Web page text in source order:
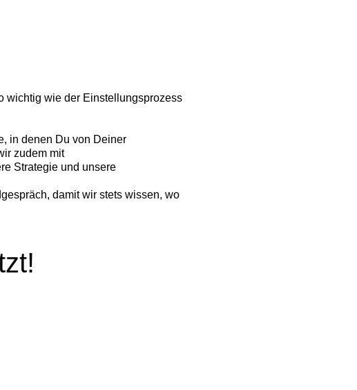
wichtig wie der Einstellungsprozess
in denen Du von Deiner
zudem mit
Strategie und unsere
damit wir stets wissen, wo